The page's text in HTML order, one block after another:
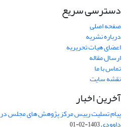
دسترسی سریع
صفحه اصلی
درباره نشریه
اعضای هیات تحریریه
ارسال مقاله
تماس با ما
نقشه سایت
آخرین اخبار
پیام تسلیت رییس مرکز پژوهش های مجلس